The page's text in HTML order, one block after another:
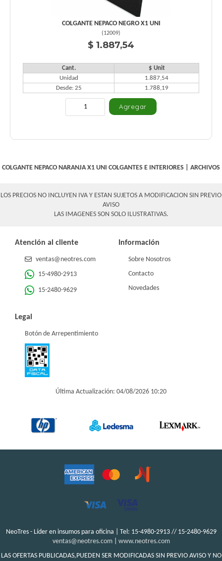
COLGANTE NEPACO NEGRO X1 UNI
(12009)
$ 1.887,54
Cant.
$ Unit
Unidad
1.887,54
Desde: 25
1.788,19
COLGANTE NEPACO NARANJA X1 UNI COLGANTES E INTERIORES ARCHIVOS
LOS PRECIOS NO INCLUYEN IVA Y ESTAN SUJETOS A MODIFICACION SIN PREVIO
AVISO
LAS IMAGENES SON SOLO ILUSTRATIVAS.
Atención al cliente
ventas@neotres.com
15-4980-2913
15-2480-9629
Información
Sobre Nosotros
Contacto
Novedades
Legal
Botón de Arrepentimiento
Última Actualización: 04/08/2026 10:20
NeoTres - Líder en insumos para oficina | Tel: 15-4980-2913 // 15-2480-9629
ventas@neotres.com| www.neotres.com
LAS OFERTAS PUBLICADAS,PUEDEN SER MODIFICADAS SIN PREVIO AVISO Y NO